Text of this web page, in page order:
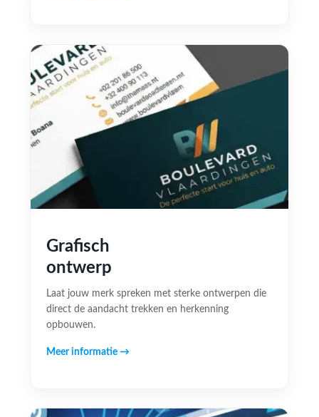
Grafisch
ontwerp
Laat jouw merk spreken met sterke ontwerpen die
direct de aandacht trekken en herkenning
opbouwen.
Meer informatie →